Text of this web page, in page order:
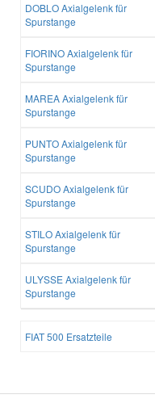
DOBLO Axialgelenk für
Spurstange
FIORINO Axialgelenk für
Spurstange
MAREA Axialgelenk für
Spurstange
PUNTO Axialgelenk für
Spurstange
SCUDO Axialgelenk für
Spurstange
STILO Axialgelenk für
Spurstange
ULYSSE Axialgelenk für
Spurstange
FIAT 500 Ersatzteile